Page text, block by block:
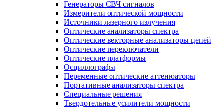
Генераторы СВЧ сигналов
Измерители оптической мощности
Источники лазерного излучения
Оптические анализаторы спектра
Оптические векторные анализаторы цепей
Оптические переключатели
Оптические платформы
Осциллографы
Переменные оптические аттенюаторы
Портативные анализаторы спектра
Специальные решения
Твердотельные усилители мощности